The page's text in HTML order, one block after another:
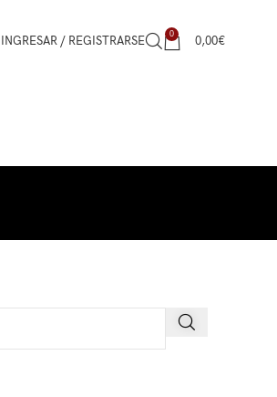
INGRESAR / REGISTRARSE 0 0,00€